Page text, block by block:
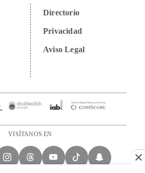
Directorio
Privacidad
Aviso Legal
VISÍTANOS EN